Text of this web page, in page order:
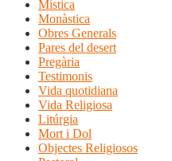
Mística
Monàstica
Obres Generals
Pares del desert
Pregària
Testimonis
Vida quotidiana
Vida Religiosa
Litúrgia
Mort i Dol
Objectes Religiosos